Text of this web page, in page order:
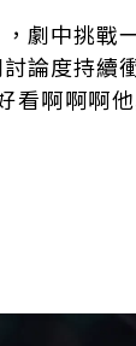
劇中挑戰
論度持續
啊啊啊